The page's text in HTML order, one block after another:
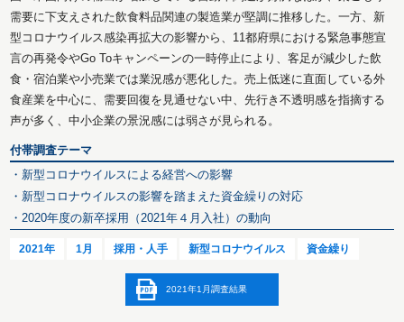
需要に下支えされた飲食料品関連の製造業が堅調に推移した。一方、新
型コロナウイルス感染再拡大の影響から、11都府県における緊急事態宣
言の再発令やGo Toキャンペーンの一時停止により、客足が減少した飲
食・宿泊業や小売業では業況感が悪化した。売上低迷に直面している外
食産業を中心に、需要回復を見通せない中、先行き不透明感を指摘する
声が多く、中小企業の景況感には弱さが見られる。
付帯調査テーマ
・新型コロナウイルスによる経営への影響
・新型コロナウイルスの影響を踏まえた資金繰りの対応
・2020年度の新卒採用（2021年４月入社）の動向
2021年 1月 採用・人手 新型コロナウイルス 資金繰り
2021年1月調査結果